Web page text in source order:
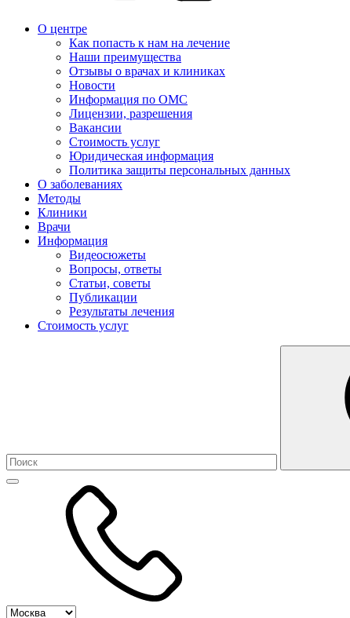
О центре
Как попасть к нам на лечение
Наши преимущества
Отзывы о врачах и клиниках
Новости
Информация по ОМС
Лицензии, разрешения
Вакансии
Стоимость услуг
Юридическая информация
Политика защиты персональных данных
О заболеваниях
Методы
Клиники
Врачи
Информация
Видеосюжеты
Вопросы, ответы
Статьи, советы
Публикации
Результаты лечения
Стоимость услуг